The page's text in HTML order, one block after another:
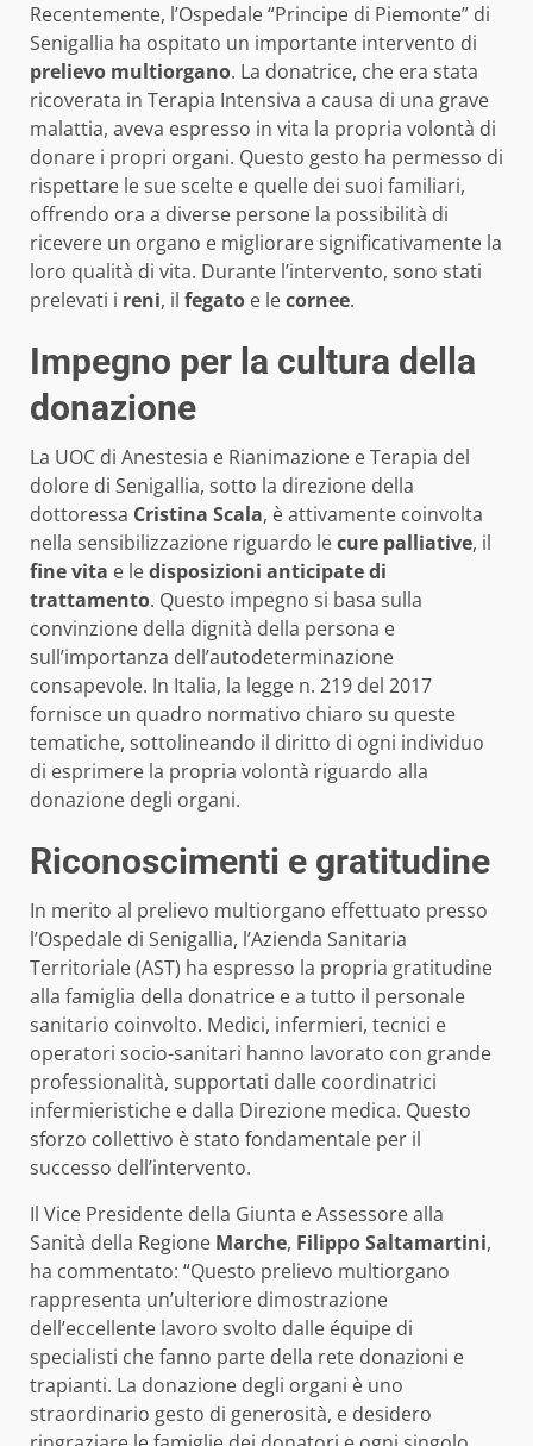
Recentemente, l’Ospedale “Principe di Piemonte” di
Senigallia ha ospitato un importante intervento di
prelievo multiorgano. La donatrice, che era stata
ricoverata in Terapia Intensiva a causa di una grave
malattia, aveva espresso in vita la propria volontà di
donare i propri organi. Questo gesto ha permesso di
rispettare le sue scelte e quelle dei suoi familiari,
offrendo ora a diverse persone la possibilità di
ricevere un organo e migliorare significativamente la
loro qualità di vita. Durante l’intervento, sono stati
prelevati i reni, il fegato e lecornee.
Impegno per la cultura della
donazione
La UOC di Anestesia e Rianimazione e Terapia del
dolore di Senigallia, sotto la direzione della
dottoressa Cristina Scala, è attivamente coinvolta
nella sensibilizzazione riguardo lecure palliative, il
fine vita e ledisposizioni anticipate di
trattamento. Questo impegno si basa sulla
convinzione della dignità della persona e
sull’importanza dell’autodeterminazione
consapevole. In Italia, la legge n. 219 del 2017
fornisce un quadro normativo chiaro su queste
tematiche, sottolineando il diritto di ogni individuo
di esprimere la propria volontà riguardo alla
donazione degli organi.
Riconoscimenti e gratitudine
In merito al prelievo multiorgano effettuato presso
l’Ospedale di Senigallia, l’Azienda Sanitaria
Territoriale (AST) ha espresso la propria gratitudine
alla famiglia della donatrice e a tutto il personale
sanitario coinvolto. Medici, infermieri, tecnici e
operatori socio-sanitari hanno lavorato con grande
professionalità, supportati dalle coordinatrici
infermieristiche e dalla Direzione medica. Questo
sforzo collettivo è stato fondamentale per il
successo dell’intervento.
Il Vice Presidente della Giunta e Assessore alla
Sanità della Regione Marche, Filippo Saltamartini,
ha commentato: “Questo prelievo multiorgano
rappresenta un’ulteriore dimostrazione
dell’eccellente lavoro svolto dalle équipe di
specialisti che fanno parte della rete donazioni e
trapianti. La donazione degli organi è uno
straordinario gesto di generosità, e desidero